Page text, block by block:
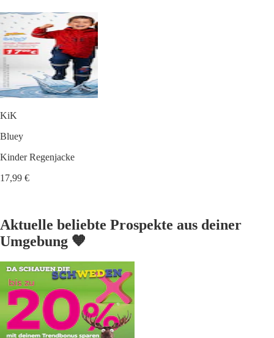
KiK
Bluey
Kinder Regenjacke
17,99 €
Aktuelle beliebte Prospekte aus deiner
Umgebung 🧡